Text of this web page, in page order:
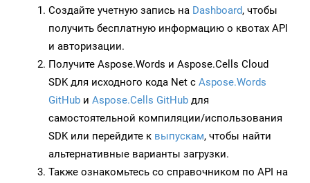
Создайте учетную запись на Dashboard, чтобы
получить бесплатную информацию о квотах API
и авторизации.
Получите Aspose.Words и Aspose.Cells Cloud
SDK для исходного кода Net с Aspose.Words
GitHub и Aspose.Cells GitHub для
самостоятельной компиляции/использования
SDK или перейдите к выпускам, чтобы найти
альтернативные варианты загрузки.
Также ознакомьтесь со справочником по API на